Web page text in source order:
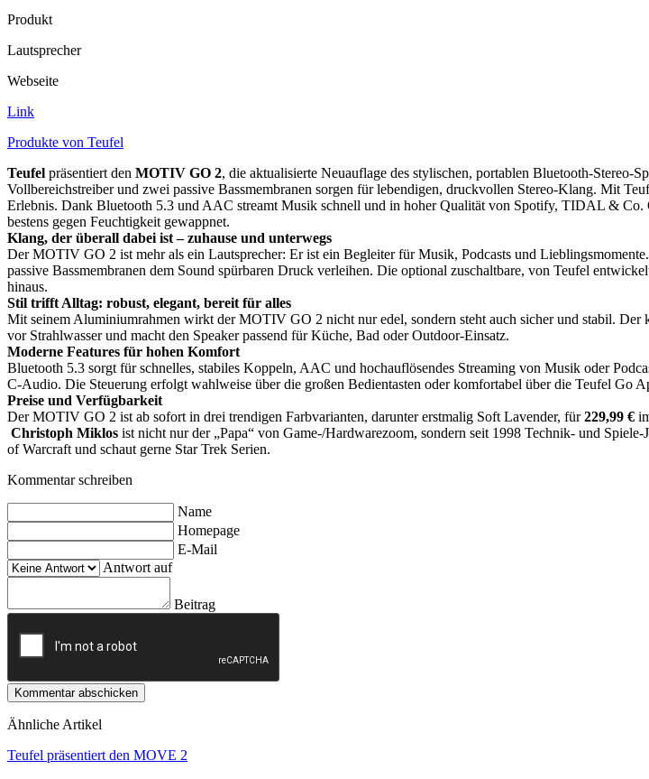
Produkt
Lautsprecher
Webseite
Link
Produkte von Teufel
Teufel präsentiert den MOTIV GO 2, die aktualisierte Neuauflage des stylischen, portablen Bluetooth-Stereo-
Vollbereichstreiber und zwei passive Bassmembranen sorgen für lebendigen, druckvollen Stereo-Klang. Mit
Erlebnis. Dank Bluetooth 5.3 und AAC streamt Musik schnell und in hoher Qualität von Spotify, TIDAL &
bestens gegen Feuchtigkeit gewappnet.
Klang, der überall dabei ist – zuhause und unterwegs
Der MOTIV GO 2 ist mehr als ein Lautsprecher: Er ist ein Begleiter für Musik, Podcasts und
passive Bassmembranen dem Sound spürbaren Druck verleihen. Die optional zuschaltbare, von Teufel
hinaus.
Stil trifft Alltag: robust, elegant, bereit für alles
Mit seinem Aluminiumrahmen wirkt der MOTIV GO 2 nicht nur edel, sondern steht auch sicher und stabil.
vor Strahlwasser und macht den Speaker passend für Küche, Bad oder Outdoor-Einsatz.
Moderne Features für hohen Komfort
Bluetooth 5.3 sorgt für schnelles, stabiles Koppeln, AAC und hochauflösendes Streaming von Musik oder
C-Audio. Die Steuerung erfolgt wahlweise über die großen Bedientasten oder komfortabel über die Teufel Go
Preise und Verfügbarkeit
Der MOTIV GO 2 ist ab sofort in drei trendigen Farbvarianten, darunter erstmalig Soft Lavender, für229,99 €
Christoph Miklos ist nicht nur der „Papa“ von Game-/Hardwarezoom, sondern seit 1998 Technik- und
of Warcraft und schaut gerne Star Trek Serien.
Kommentar schreiben
Name
Homepage
E-Mail
Antwort auf
Beitrag
Kommentar abschicken
Ähnliche Artikel
Teufel präsentiert den MOVE 2